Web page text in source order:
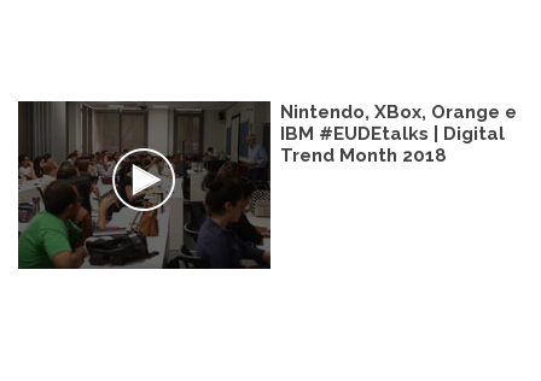
Nintendo, XBox, Orange e
IBM #EUDEtalks | Digital
Trend Month 2018